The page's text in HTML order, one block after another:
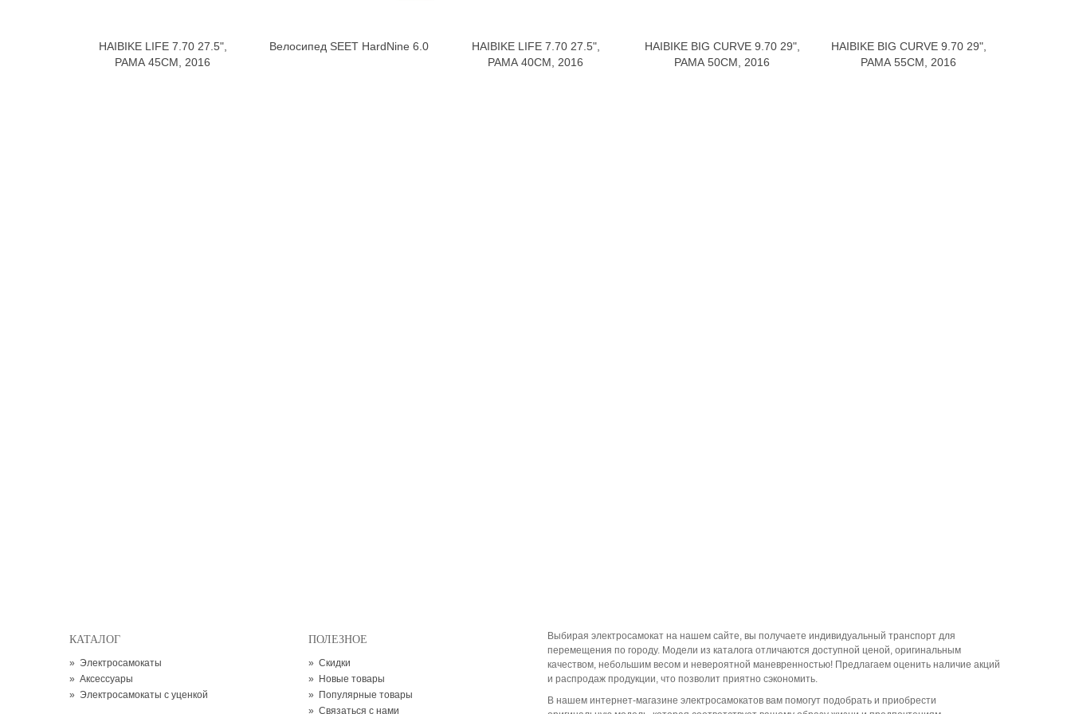
В корзину
HAIBIKE LIFE 7.70 27.5",
РАМА 45СМ, 2016
В корзину
Велосипед SEET HardNine 6.0 В корзину
HAIBIKE LIFE 7.70 27.5",
РАМА 40СМ, 2016
В корзину
HAIBIKE BIG CURVE 9.70 29",
РАМА 50СМ, 2016
В корзину
HAIBIKE BIG CURVE 9.70 29",
РАМА 55СМ, 2016
КАТАЛОГ
» Электросамокаты
» Аксессуары
» Электросамокаты с уценкой
ПОЛЕЗНОЕ
» Скидки
» Новые товары
» Популярные товары
» Связаться с нами
Выбирая электросамокат на нашем сайте, вы получаете индивидуальный транспорт для
перемещения по городу. Модели из каталога отличаются доступной ценой, оригинальным
качеством, небольшим весом и невероятной маневренностью! Предлагаем оценить наличие акций
и распродаж продукции, что позволит приятно сэкономить.
В нашем интернет-магазине электросамокатов вам помогут подобрать и приобрести